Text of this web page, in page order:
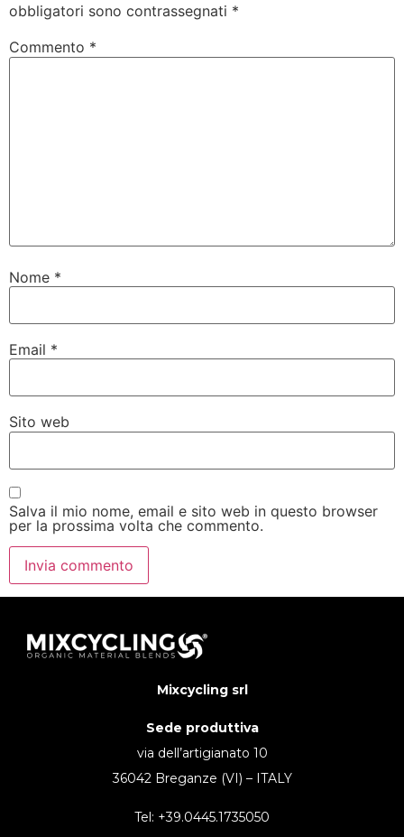
obbligatori sono contrassegnati *
Commento *
Nome *
Email *
Sito web
Salva il mio nome, email e sito web in questo browser
per la prossima volta che commento.
Mixcycling srl
Sede produttiva
via dell’artigianato 10
36042 Breganze (VI) – ITALY
Tel: +39.0445.1735050